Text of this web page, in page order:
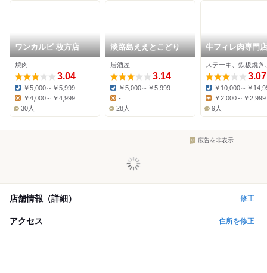
ワンカルビ 枚方店
焼肉
3.04
Dinner:
￥5,000～￥5,999
Lunch:
￥4,000～￥4,999
30人
淡路島ええとこどり
居酒屋
3.14
Dinner:
￥5,000～￥5,999
Lunch:
-
28人
牛フィレ肉専門
旬
ステーキ、鉄板焼き
3.07
Dinner:
￥10,000～￥
Lunch:
￥2,000～￥2,999
9人
広告を非表示
店舗情報（詳細） 修正
アクセス 住所を修正